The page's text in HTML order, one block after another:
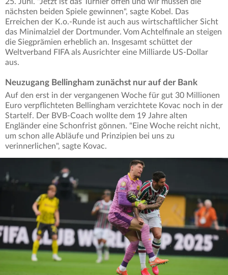
nächsten beiden Spiele gewinnen", sagte Kobel. Das
Erreichen der K.o.-Runde ist auch aus wirtschaftlicher Sicht
das Minimalziel der Dortmunder. Vom Achtelfinale an steigen
die Siegprämien erheblich an. Insgesamt schüttet der
Weltverband FIFA als Ausrichter eine Milliarde US-Dollar
aus.
Neuzugang Bellingham zunächst nur auf der Bank
Auf den erst in der vergangenen Woche für gut 30 Millionen
Euro verpflichteten Bellingham verzichtete Kovac noch in der
Startelf. Der BVB-Coach wollte dem 19 Jahre alten
Engländer eine Schonfrist gönnen. "Eine Woche reicht nicht,
um schon alle Abläufe und Prinzipien bei uns zu
verinnerlichen", sagte Kovac.